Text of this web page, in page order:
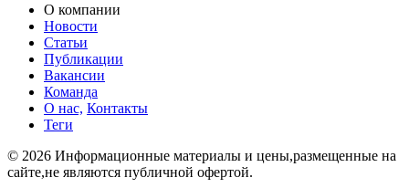
О компании
Новости
Статьи
Публикации
Вакансии
Команда
О нас, Контакты
Теги
© 2026 Информационные материалы и цены,размещенные на
сайте,не являются публичной офертой.